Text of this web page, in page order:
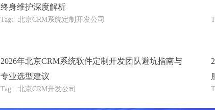
终身维护深度解析
Tag: 北京CRM系统定制开发公司
2026年北京CRM系统软件定制开发团队避坑指南与
专业选型建议
Tag: 北京CRM开发公司